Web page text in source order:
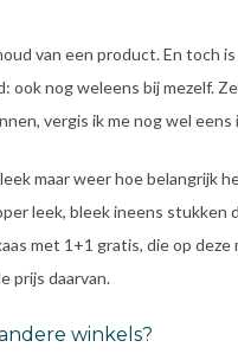
van een product. En toch
ook nog weleens bij mezelf.
vergis ik me nog wel eens
maar weer hoe belangrijk
leek, bleek ineens stukken
met 1+1 gratis, die op
prijs daarvan.
winkels?